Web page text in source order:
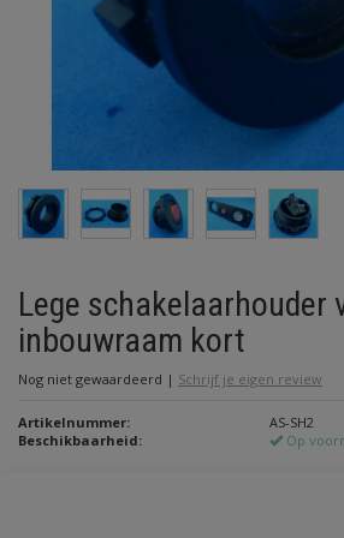
Lege schakelaarhouder
inbouwraam kort
Nog niet gewaardeerd | Schrijf je eigen review
Artikelnummer:
AS-SH2
Beschikbaarheid:
Op